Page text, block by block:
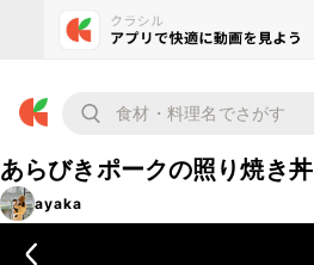
あらびきポークの照り焼き丼
ayaka